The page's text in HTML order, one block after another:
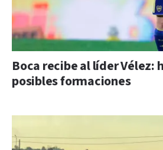
Boca recibe al líder Vélez:
posibles formaciones